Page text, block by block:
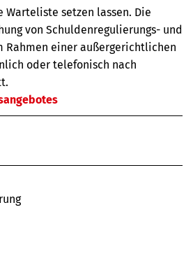
setzen lassen. Die
von Schuldenregulierungs- und
Rahmen einer außergerichtlichen
oder telefonisch nach